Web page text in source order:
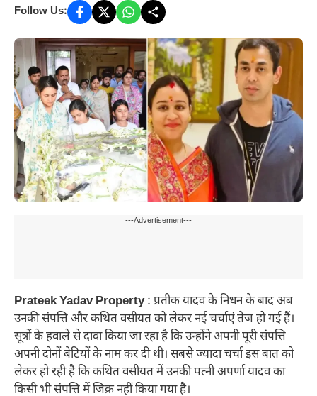
Follow Us:
---Advertisement---
Prateek Yadav Property: प्रतीक यादव के निधन के बाद अब
उनकी संपत्ति और कथित वसीयत को लेकर नई चर्चाएं तेज हो गई हैं।
सूत्रों के हवाले से दावा किया जा रहा है कि उन्होंने अपनी पूरी संपत्ति
अपनी दोनों बेटियों के नाम कर दी थी। सबसे ज्यादा चर्चा इस बात को
लेकर हो रही है कि कथित वसीयत में उनकी पत्नी अपर्णा यादव का
किसी भी संपत्ति में जिक्र नहीं किया गया है।